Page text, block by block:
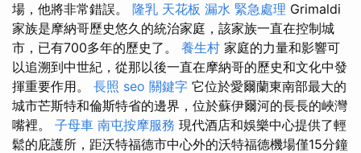
場，他將非常錯誤。 隆乳 天花板 漏水 緊急處理 Grimaldi
家族是摩納哥歷史悠久的統治家庭，該家族一直在控制城
市，已有700多年的歷史了。 養生村 家庭的力量和影響可
以追溯到中世紀，從那以後一直在摩納哥的歷史和文化中發
揮重要作用。 長照 seo 關鍵字 它位於愛爾蘭東南部最大的
城市芒斯特和倫斯特省的邊界，位於蘇伊爾河的長長的峽灣
嘴裡。 子母車 南屯按摩服務 現代酒店和娛樂中心提供了輕
鬆的庇護所，距沃特福德市中心外的沃特福德機場僅15分鐘